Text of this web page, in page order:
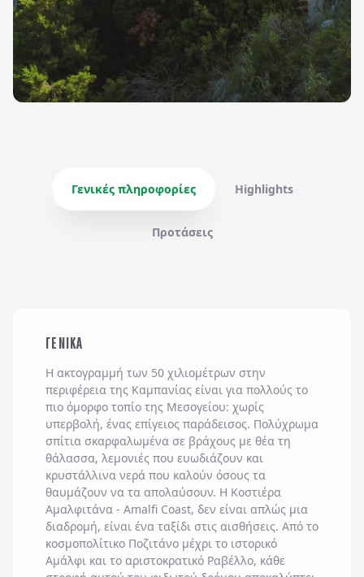
Γενικές πληροφορίες Highlights
Προτάσεις
ΓΕΝΙΚΑ
Η ακτογραμμή των 50 χιλιομέτρων στην
περιφέρεια της Καμπανίας είναι για πολλούς το
πιο όμορφο τοπίο της Μεσογείου: χωρίς
υπερβολή, ένας επίγειος παράδεισος. Πολύχρωμα
σπίτια σκαρφαλωμένα σε βράχους με θέα τη
θάλασσα, λεμονιές που ευωδιάζουν και
κρυστάλλινα νερά που καλούν όσους τα
θαυμάζουν να τα απολαύσουν. Η Κοστιέρα
Αμαλφιτάνα - Amalfi Coast, δεν είναι απλώς μια
διαδρομή, είναι ένα ταξίδι στις αισθήσεις. Από το
κοσμοπολίτικο Ποζιτάνο μέχρι το ιστορικό
Αμάλφι και το αριστοκρατικό Ραβέλλο, κάθε